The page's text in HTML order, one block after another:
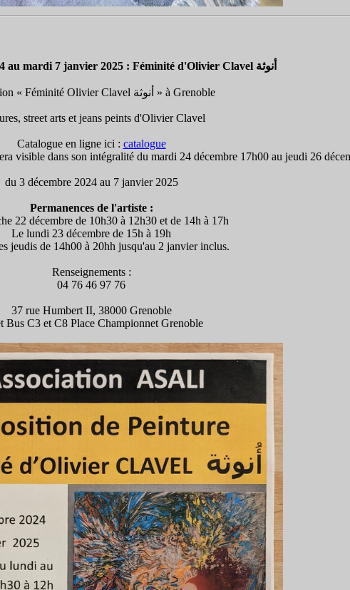
Du 3 décembre 2024 au mardi 7 janvier 2025 : Féminité d'Olivier Clavel أنوثة
exposition « Féminité Olivier Clavel أنوثة » à Grenoble
street arts et jeans peints d'Olivier Clavel
Catalogue en ligne ici : catalogue
visible dans son intégralité du mardi 24 décembre 17h00 au jeudi 26
du 3 décembre 2024 au 7 janvier 2025
Permanences de l'artiste :
22 décembre de 10h30 à 12h30 et de 14h à 17h
Le lundi 23 décembre de 15h à 19h
jeudis de 14h00 à 20hh jusqu'au 2 janvier inclus.
Renseignements :
04 76 46 97 76
37 rue Humbert II, 38000 Grenoble
Bus C3 et C8 Place Championnet Grenoble